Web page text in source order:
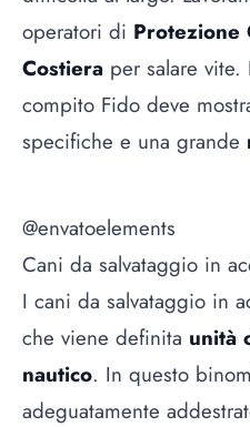
operatori di Protezione
Costiera per salare
compito Fido deve
specifiche e una grande
@envatoelements
Cani da salvataggio in
I cani da salvataggio in
che viene definita unità
nautico. In questo
adeguatamente